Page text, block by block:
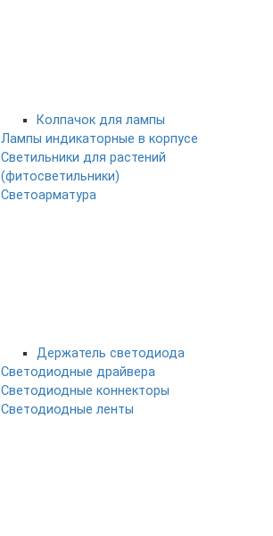
Колпачок для лампы
Лампы индикаторные в корпусе
Светильники для растений
(фитосветильники)
Светоарматура
Держатель светодиода
Светодиодные драйвера
Светодиодные коннекторы
Светодиодные ленты